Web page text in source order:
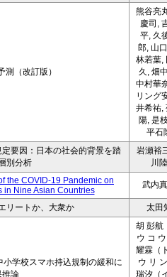
（改訂版）
熊谷亮
慶司,
平, 久
郎, 山
林若葉,
久, 畑
中村華
リング
井希祐,
陽, 是
平石
要因：日本の社会的背景を踏
別分析
岩瀬裕
川
the COVID‑19 Pandemic on
in Nine Asian Countries
武内
リートか、大衆か 太田
学校スマホ持込規制の緩和に
推論
胡 彭航
ウ コ
耀霖（
ウ リ
瑞汐（